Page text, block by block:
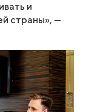
и
страны», —